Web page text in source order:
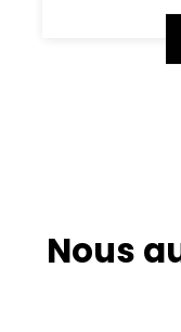
Nous